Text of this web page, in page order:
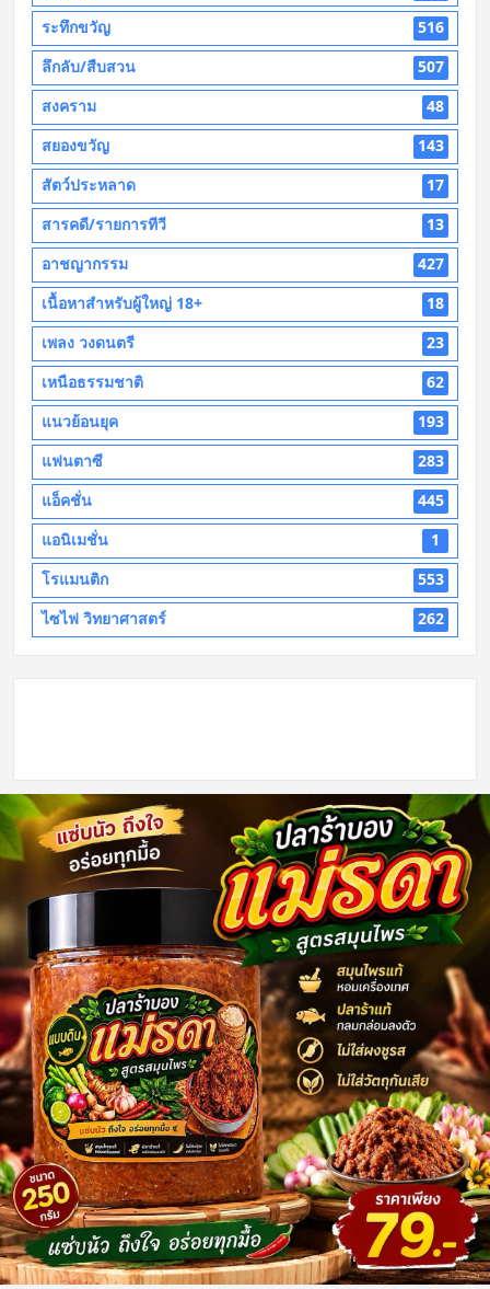
ระทึกขวัญ
516
ลึกลับ/สืบสวน
507
สงคราม
48
สยองขวัญ
143
สัตว์ประหลาด
17
สารคดี/รายการทีวี
13
อาชญากรรม
427
เนื้อหาสำหรับผู้ใหญ่ 18+
18
เพลง วงดนตรี
23
เหนือธรรมชาติ
62
แนวย้อนยุค
193
แฟนตาซี
283
แอ็คชั่น
445
แอนิเมชั่น
1
โรแมนติก
553
ไซไฟ วิทยาศาสตร์
262